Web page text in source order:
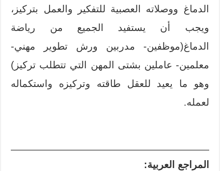
الدماغ ووصلاته العصبية للتفكير والعمل بتركيز،
ويجب أن يستفيد الجميع من رياضة
الدماغ(موظفين- مدربين ورش تطوير مهني-
معلمين- عاملين بشتى المهن التي تتطلب تركيز)
وهو ما يعيد للعقل طاقته وتركيزه واستكماله
لعمله.
المراجع العربية: